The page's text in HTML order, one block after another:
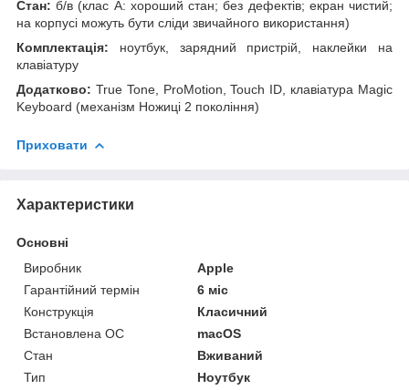
Стан: б/в (клас А: хороший стан; без дефектів; екран чистий;
на корпусі можуть бути сліди звичайного використання)
Комплектація: ноутбук, зарядний пристрій, наклейки на
клавіатуру
Додатково: True Tone, ProMotion, Touch ID, клавіатура Magic
Keyboard (механізм Ножиці 2 покоління)
Приховати
Характеристики
Основні
Виробник
Apple
Гарантійний термін
6 міс
Конструкція
Класичний
Встановлена ОС
macOS
Стан
Вживаний
Тип
Ноутбук